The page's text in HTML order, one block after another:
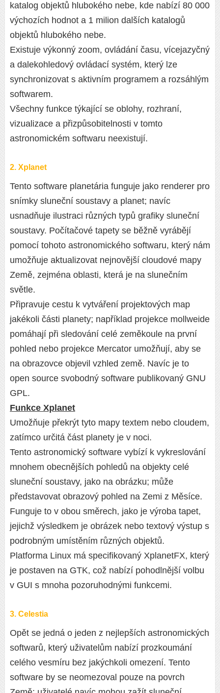
katalog objektů hlubokého nebe, kde nabízí 80 000
výchozích hodnot a 1 milion dalších katalogů
objektů hlubokého nebe.
Existuje výkonný zoom, ovládání času, vícejazyčný
a dalekohledový ovládací systém, který lze
synchronizovat s aktivním programem a rozsáhlým
softwarem.
Všechny funkce týkající se oblohy, rozhraní,
vizualizace a přizpůsobitelnosti v tomto
astronomickém softwaru neexistují.
2. Xplanet
Tento software planetária funguje jako renderer pro
snímky sluneční soustavy a planet; navíc
usnadňuje ilustraci různých typů grafiky sluneční
soustavy. Počítačové tapety se běžně vyrábějí
pomocí tohoto astronomického softwaru, který nám
umožňuje aktualizovat nejnovější cloudové mapy
Země, zejména oblasti, která je na slunečním
světle.
Připravuje cestu k vytváření projektových map
jakékoli části planety; například projekce mollweide
pomáhají při sledování celé zeměkoule na první
pohled nebo projekce Mercator umožňují, aby se
na obrazovce objevil vzhled země. Navíc je to
open source svobodný software publikovaný GNU
GPL.
Funkce Xplanet
Umožňuje překrýt tyto mapy textem nebo cloudem,
zatímco určitá část planety je v noci.
Tento astronomický software vybízí k vykreslování
mnohem obecnějších pohledů na objekty celé
sluneční soustavy, jako na obrázku; může
představovat obrazový pohled na Zemi z Měsíce.
Funguje to v obou směrech, jako je výroba tapet,
jejichž výsledkem je obrázek nebo textový výstup s
podrobným umístěním různých objektů.
Platforma Linux má specifikovaný XplanetFX, který
je postaven na GTK, což nabízí pohodlnější volbu
v GUI s mnoha pozoruhodnými funkcemi.
3. Celestia
Opět se jedná o jeden z nejlepších astronomických
softwarů, který uživatelům nabízí prozkoumání
celého vesmíru bez jakýchkoli omezení. Tento
software by se neomezoval pouze na povrch